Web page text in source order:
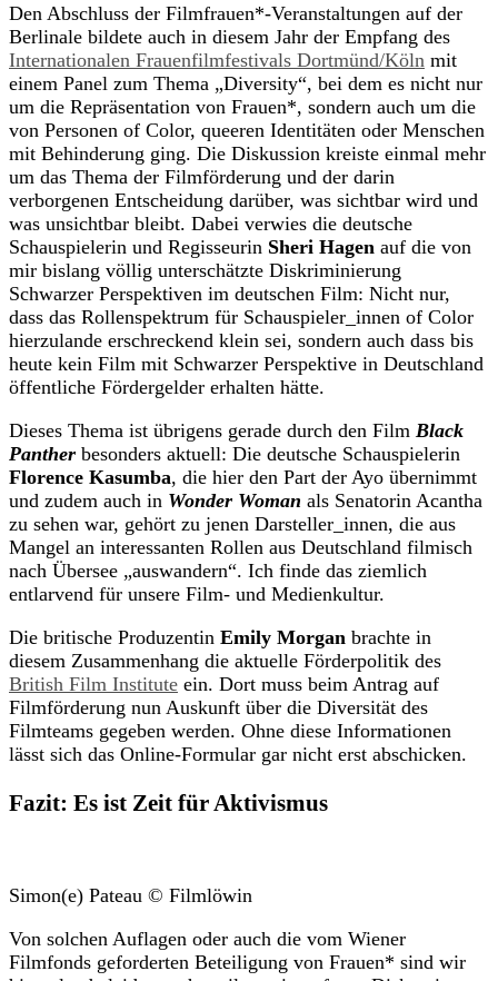
Den Abschluss der Filmfrauen*-Veranstaltungen auf der
Berlinale bildete auch in diesem Jahr der Empfang des
Internationalen Frauenfilmfestivals Dortmünd/Köln mit
einem Panel zum Thema „Diversity“, bei dem es nicht nur
um die Repräsentation von Frauen*, sondern auch um die
von Personen of Color, queeren Identitäten oder Menschen
mit Behinderung ging. Die Diskussion kreiste einmal mehr
um das Thema der Filmförderung und der darin
verborgenen Entscheidung darüber, was sichtbar wird und
was unsichtbar bleibt. Dabei verwies die deutsche
Schauspielerin und Regisseurin Sheri Hagen auf die von
mir bislang völlig unterschätzte Diskriminierung
Schwarzer Perspektiven im deutschen Film: Nicht nur,
dass das Rollenspektrum für Schauspieler_innen of Color
hierzulande erschreckend klein sei, sondern auch dass bis
heute kein Film mit Schwarzer Perspektive in Deutschland
öffentliche Fördergelder erhalten hätte.
Dieses Thema ist übrigens gerade durch den Film Black
Panther besonders aktuell: Die deutsche Schauspielerin
Florence Kasumba, die hier den Part der Ayo übernimmt
und zudem auch in Wonder Woman als Senatorin Acantha
zu sehen war, gehört zu jenen Darsteller_innen, die aus
Mangel an interessanten Rollen aus Deutschland filmisch
nach Übersee „auswandern“. Ich finde das ziemlich
entlarvend für unsere Film- und Medienkultur.
Die britische Produzentin Emily Morgan brachte in
diesem Zusammenhang die aktuelle Förderpolitik des
British Film Institute ein. Dort muss beim Antrag auf
Filmförderung nun Auskunft über die Diversität des
Filmteams gegeben werden. Ohne diese Informationen
lässt sich das Online-Formular gar nicht erst abschicken.
Fazit: Es ist Zeit für Aktivismus
Simon(e) Pateau © Filmlöwin
Von solchen Auflagen oder auch die vom Wiener
Filmfonds geforderten Beteiligung von Frauen* sind wir